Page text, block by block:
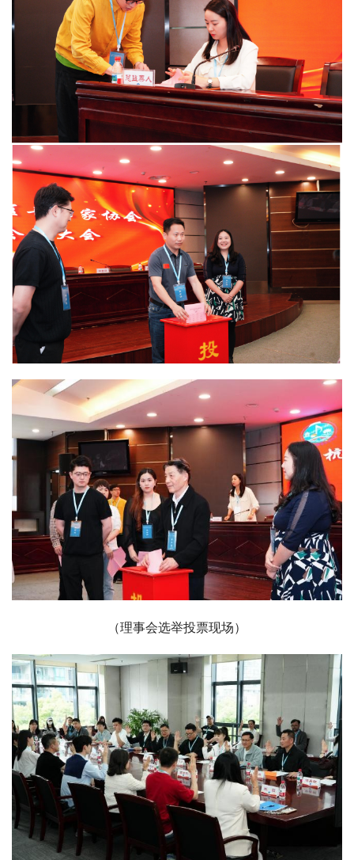
（理事会选举投票现场）